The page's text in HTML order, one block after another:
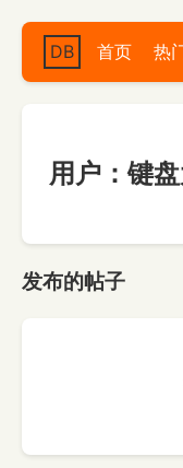
DB 首页 热
用户：键
发布的帖子